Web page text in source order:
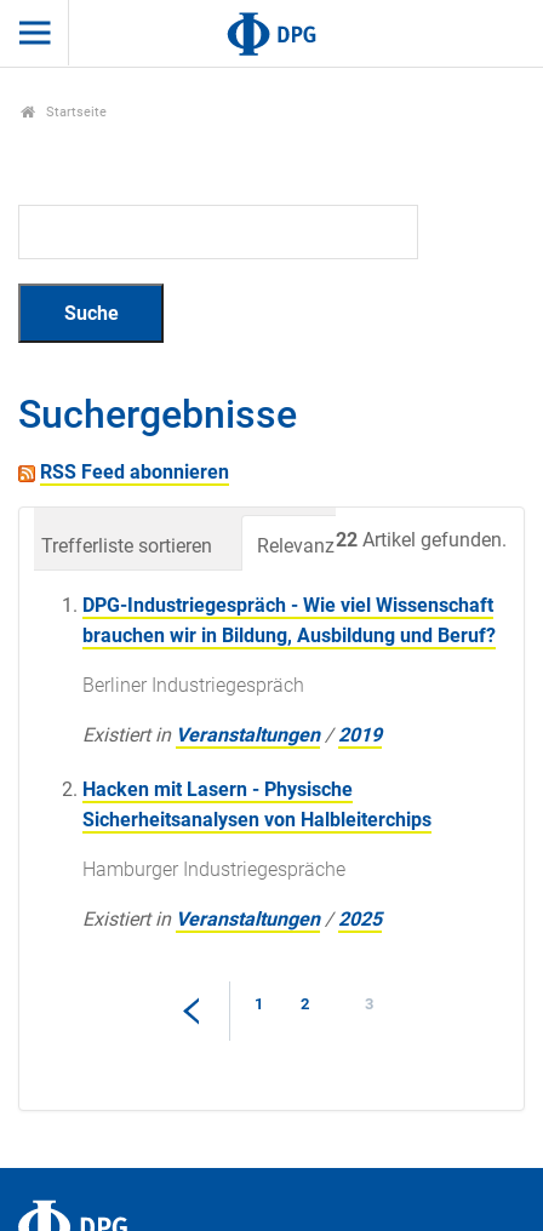
Startseite
Suchergebnisse
RSS Feed abonnieren
22 Artikel gefunden.
Trefferliste sortieren Relevanz Datum
DPG-Industriegespräch - Wie viel Wissenschaft
brauchen wir in Bildung, Ausbildung und Beruf?
Berliner Industriegespräch
Existiert in Veranstaltungen /2019
Hacken mit Lasern - Physische
Sicherheitsanalysen von Halbleiterchips
Hamburger Industriegespräche
Existiert in Veranstaltungen /2025
1 2 3